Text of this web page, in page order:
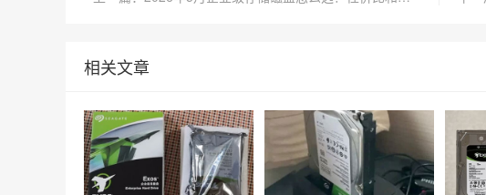
相关文章